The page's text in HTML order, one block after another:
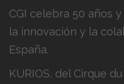
CGI celebra 50 años
la innovación y la
España.
KURIOS, del Cirque